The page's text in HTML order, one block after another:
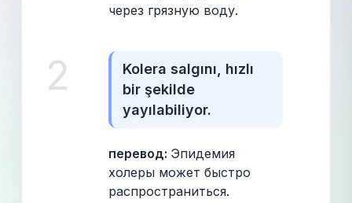
через грязную воду.
2
Kolera salgını, hızlı
bir şekilde
yayılabiliyor.
перевод: Эпидемия
холеры может быстро
распространиться.